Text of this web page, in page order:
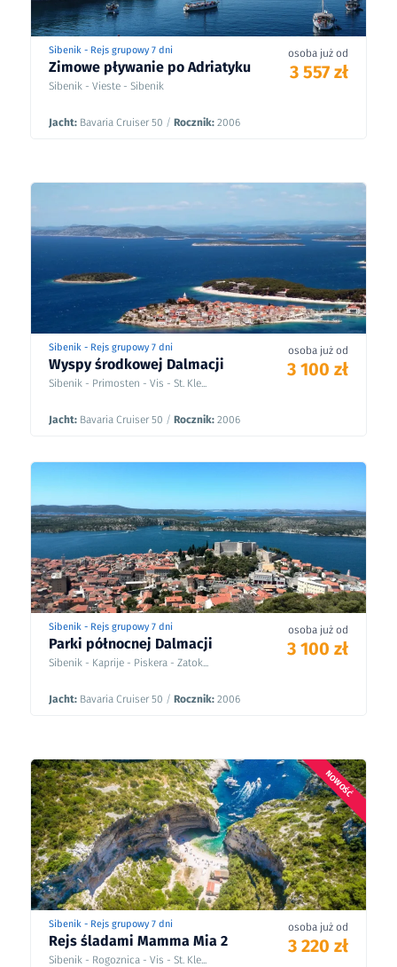
Sibenik - Rejs grupowy 7 dni
Zimowe pływanie po Adriatyku
Sibenik - Vieste - Sibenik
Jacht: Bavaria Cruiser 50 / Rocznik: 2006
osoba już od
3 557 zł
Sibenik - Rejs grupowy 7 dni
Wyspy środkowej Dalmacji
Sibenik - Primosten - Vis - St. Kle...
Jacht: Bavaria Cruiser 50 / Rocznik: 2006
osoba już od
3 100 zł
Sibenik - Rejs grupowy 7 dni
Parki północnej Dalmacji
Sibenik - Kaprije - Piskera - Zatok...
Jacht: Bavaria Cruiser 50 / Rocznik: 2006
osoba już od
3 100 zł
NOWOŚĆ
Sibenik - Rejs grupowy 7 dni
Rejs śladami Mamma Mia 2
Sibenik - Rogoznica - Vis - St. Kle...
osoba już od
3 220 zł